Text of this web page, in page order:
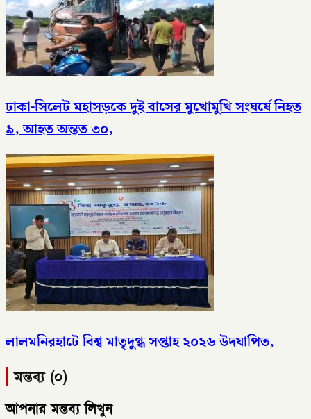
ঢাকা-সিলেট মহাসড়কে দুই বাসের মুখোমুখি সংঘর্ষে নিহত
৯, আহত অন্তত ৩০,
লালমনিরহাটে বিশ্ব মাতৃদুগ্ধ সপ্তাহ ২০২৬ উদযাপিত,
মন্তব্য (০)
আপনার মন্তব্য লিখুন